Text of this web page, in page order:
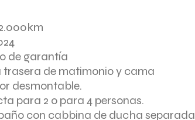
de garantía
trasera de matimonio y cama
desmontable.
para 2 o para 4 personas.
con cabbina de ducha separada